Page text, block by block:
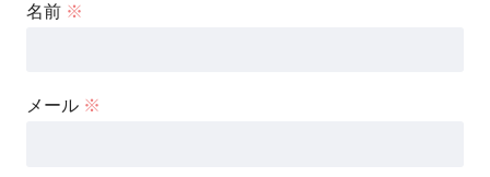
名前 ※
メール ※